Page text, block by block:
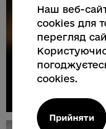
Наш веб-
cookies для
перегляд
cookies.
Прийняти